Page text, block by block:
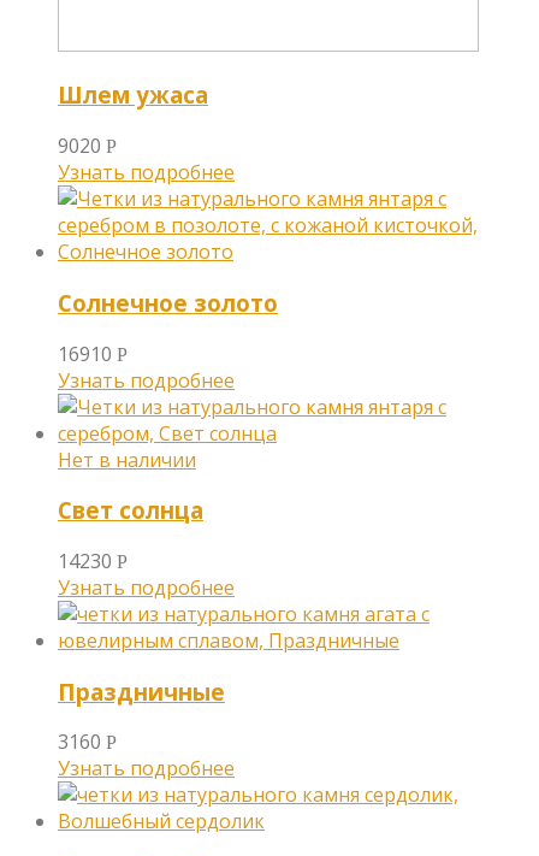
Шлем ужаса
9020 Р
Узнать подробнее
Солнечное золото
16910 Р
Узнать подробнее
Свет солнца
14230 Р
Узнать подробнее
Праздничные
3160 Р
Узнать подробнее